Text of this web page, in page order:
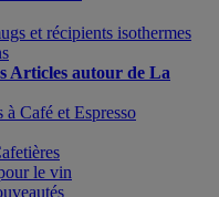
et récipients isothermes
Articles autour de La
à Café et Espresso
le vin